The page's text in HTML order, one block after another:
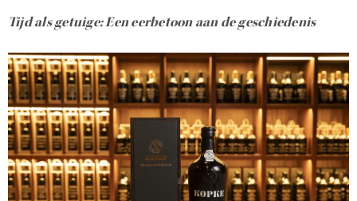
Tijd als getuige: Een eerbetoon aan de geschiedenis